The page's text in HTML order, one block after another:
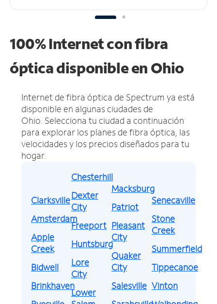
100% Internet con fibra
óptica disponible en Ohio
Internet de fibra óptica de Spectrum ya está
disponible en algunas ciudades de
Ohio. Selecciona tu ciudad a continuación
para explorar los planes de fibra óptica, las
velocidades y los precios diseñados para tu
hogar.
Clarksville
Amsterdam
Apple
Creek
Bidwell
Brinkhaven
Chesterhill
Dexter
City
Freeport
Huntsburg
Lore
City
Lower
Macksburg
Patriot
Pleasant
City
Quaker
City
Salesville
Senecaville
Stone
Creek
Summerfield
Tippecanoe
Vinton